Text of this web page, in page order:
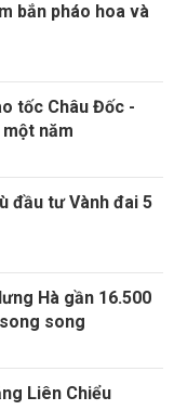
bắn pháo hoa và
tốc Châu Đốc -
năm
đầu tư Vành đai 5
Hà gần 16.500
song
Liên Chiểu